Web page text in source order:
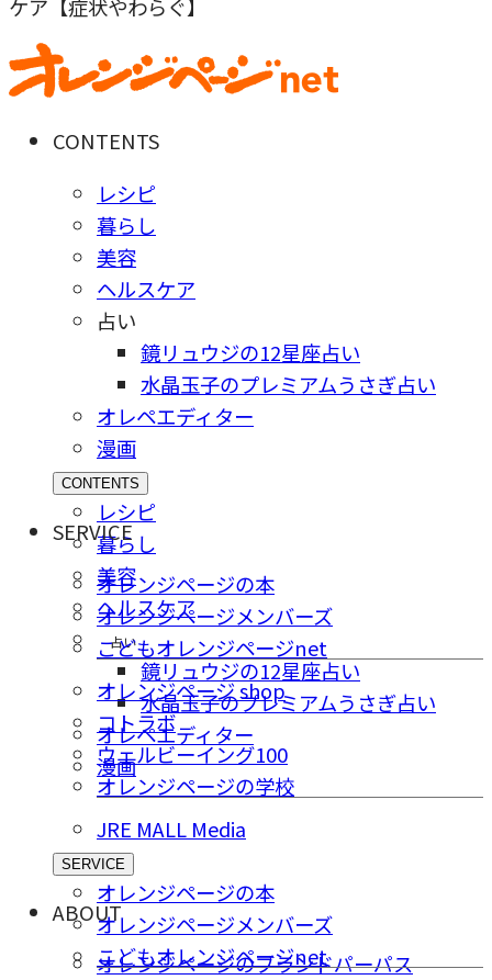
ケア【症状やわらぐ】
CONTENTS
レシピ
暮らし
美容
ヘルスケア
占い
鏡リュウジの12星座占い
水晶玉子のプレミアムうさぎ占い
オレペエディター
漫画
CONTENTS
レシピ
暮らし
美容
ヘルスケア
占い
鏡リュウジの12星座占い
水晶玉子のプレミアムうさぎ占い
オレペエディター
漫画
SERVICE
オレンジページの本
オレンジページメンバーズ
こどもオレンジページnet
オレンジページ shop
コトラボ
ウェルビーイング100
オレンジページの学校
JRE MALL Media
SERVICE
オレンジページの本
オレンジページメンバーズ
こどもオレンジページnet
ABOUT
オレンジページのブランドパーパス